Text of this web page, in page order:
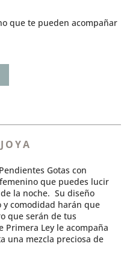
que te pueden acompañar
Gotas con
que puedes lucir
la noche. Su diseño
comodidad harán que
que serán de tus
Primera Ley le acompaña
una mezcla preciosa de